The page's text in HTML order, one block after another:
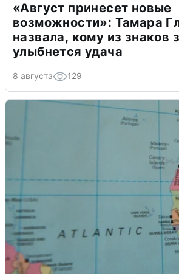
«Август принесет новые
возможности»: Тамара
назвала, кому из знаков
улыбнется удача
8 августа 129